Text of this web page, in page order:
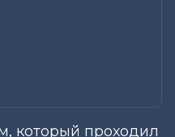
который проходил